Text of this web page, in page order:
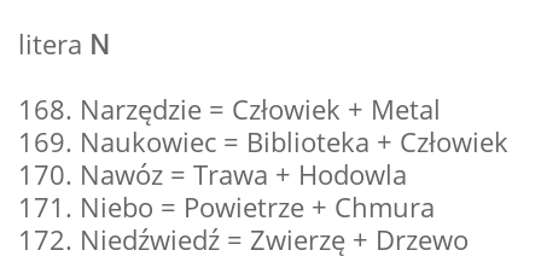
litera N
168. Narzędzie = Człowiek + Metal
169. Naukowiec = Biblioteka + Człowiek
170. Nawóz = Trawa + Hodowla
171. Niebo = Powietrze + Chmura
172. Niedźwiedź = Zwierzę + Drzewo